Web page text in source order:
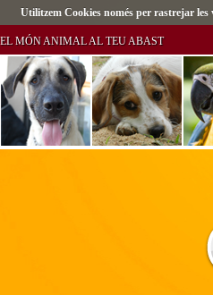
Utilitzem Cookies només per rastrejar les
EL MÓN ANIMAL AL TEU ABAST